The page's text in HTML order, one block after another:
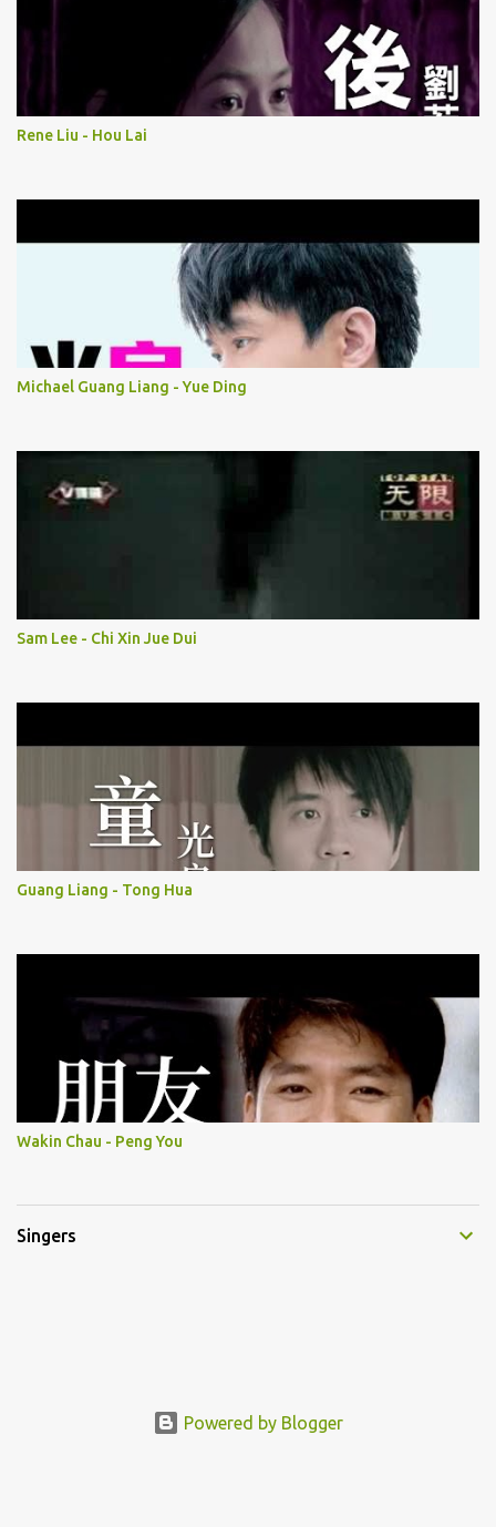
Rene Liu - Hou Lai
Michael Guang Liang - Yue Ding
Sam Lee - Chi Xin Jue Dui
Guang Liang - Tong Hua
Wakin Chau - Peng You
Singers
Powered by Blogger